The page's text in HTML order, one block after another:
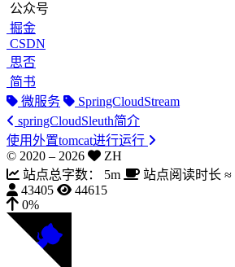
公众号
掘金
CSDN
思否
简书
微服务
SpringCloudStream
springCloudSleuth简介
使用外置tomcat进行运行
© 2020 – 2026
ZH
站点总字数：
5m 站点阅读时长 ≈
43405
44615
0%